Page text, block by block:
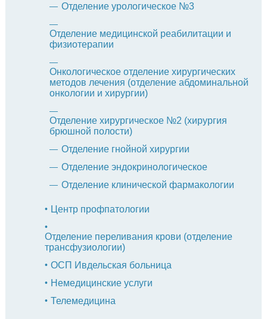
Отделение урологическое №3
Отделение медицинской реабилитации и
физиотерапии
Онкологическое отделение хирургических
методов лечения (отделение абдоминальной
онкологии и хирургии)
Отделение хирургическое №2 (хирургия
брюшной полости)
Отделение гнойной хирургии
Отделение эндокринологическое
Отделение клинической фармакологии
Центр профпатологии
Отделение переливания крови (отделение
трансфузиологии)
ОСП Ивдельская больница
Немедицинские услуги
Телемедицина